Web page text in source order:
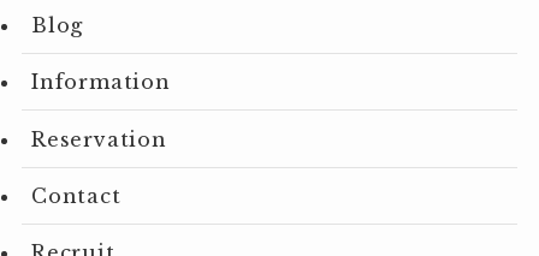
Blog
Information
Reservation
Contact